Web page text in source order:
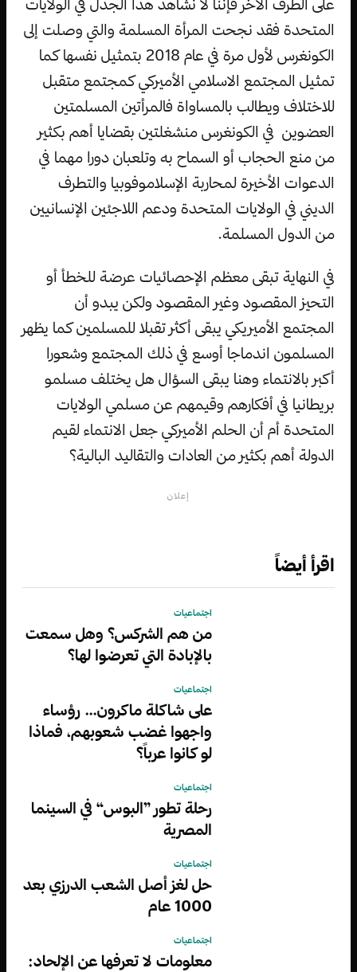
على الطرف الآخر فإننا لا نشاهد هذا الجدل في الولايات
المتحدة فقد نجحت المرأة المسلمة والتي وصلت إلى
الكونغرس لأول مرة في عام 2018 بتمثيل نفسها كما
تمثيل المجتمع الاسلامي الأميركي كمجتمع متقبل
للاختلاف ويطالب بالمساواة فالمرأتين المسلمتين
العضوين في الكونغرس منشغلتين بقضايا أهم بكثير
من منع الحجاب أو السماح به وتلعبان دورا مهما في
الدعوات الأخيرة لمحاربة الإسلاموفوبيا والتطرف
الديني في الولايات المتحدة ودعم اللاجئين الإنسانيين
من الدول المسلمة.
في النهاية تبقى معظم الإحصائيات عرضة للخطأ أو
التحيز المقصود وغير المقصود ولكن يبدو أن
المجتمع الأميريكي يبقى أكثر تقبلا للمسلمين كما يظهر
المسلمون اندماجا أوسع في ذلك المجتمع وشعورا
أكبر بالانتماء وهنا يبقى السؤال هل يختلف مسلمو
بريطانيا في أفكارهم وقيمهم عن مسلمي الولايات
المتحدة أم أن الحلم الأميركي جعل الانتماء لقيم
الدولة أهم بكثير من العادات والتقاليد البالية؟
إعلان
اقرأ أيضاً
اجتماعيات
من هم الشركس؟ وهل سمعت
بالإبادة التي تعرضوا لها؟
اجتماعيات
على شاكلة ماكرون… رؤساء
واجهوا غضب شعوبهم، فماذا
لو كانوا عرباً؟
اجتماعيات
رحلة تطور ”البوس“ في السينما
المصرية
اجتماعيات
حل لغز أصل الشعب الدرزي بعد
1000 عام
اجتماعيات
معلومات لا تعرفها عن الإلحاد: